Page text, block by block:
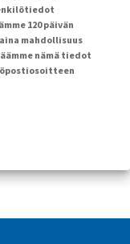
120 päivän
mahdollisuus
nämä tiedot